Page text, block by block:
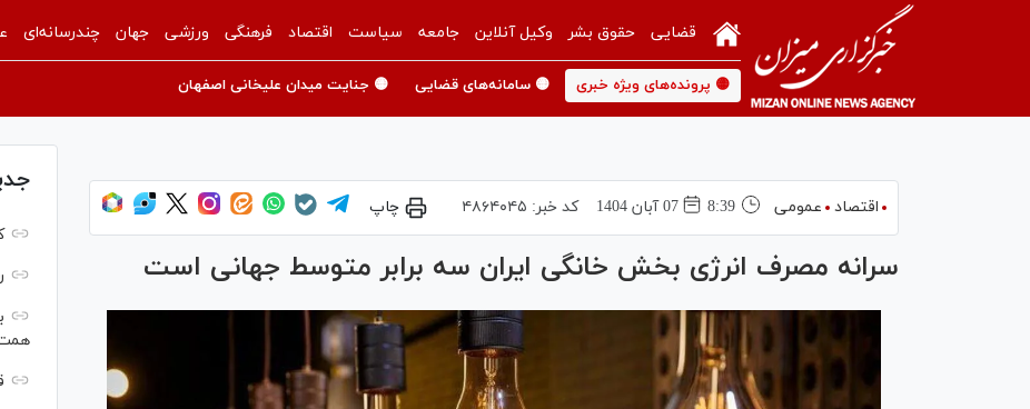
قضایی حقوق بشر وکیل آنلاین جامعه سیاست اقتصاد فرهنگی ورزشی جهان چندرسانه‌ای
🟡 پرونده‌های ویژه خبری 🟡 سامانه‌های قضایی 🟡 جنایت میدان علیخانی اصفهان
اقتصاد عمومی 8:39 07 آبان 1404 کد خبر: ۴۸۶۴۰۴۵ چاپ
سرانه مصرف انرژی بخش خانگی ایران سه برابر متوسط جهانی است
همت